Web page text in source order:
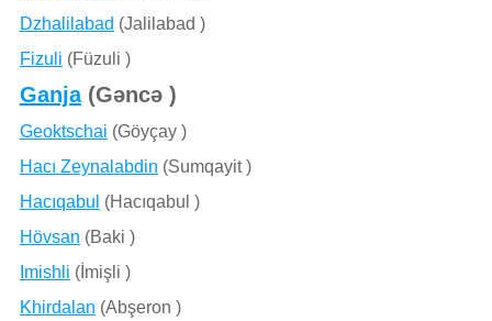
Dzhalilabad (Jalilabad )
Fizuli (Füzuli )
Ganja(Gǝncǝ )
Geoktschai (Göyçay )
Hacı Zeynalabdin (Sumqayit )
Hacıqabul (Hacıqabul )
Hövsan (Baki )
Imishli (İmişli )
Khirdalan (Abşeron )